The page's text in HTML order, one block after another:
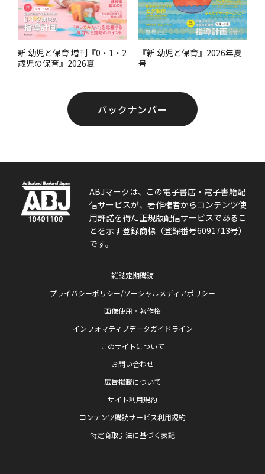
新 幼児と保育 増刊『0・1・2
歳児の保育』2026夏
『新 幼児と保育』2026年夏
号
バックナンバー
ABJマークは、この電子書店・電子書籍配
信サービスが、著作権者からコンテンツ使
用許諾を得た正規版配信サービスであるこ
とを示す登録商標（登録番号6091713号）
です。
雑誌定期購読
プライバシーポリシー/ソーシャルメディアポリシー
画像使用・著作権
インフォマティブデータガイドライン
このサイトについて
お問い合わせ
広告掲載について
サイト利用規約
コンテンツ購読サービス利用規約
特定商取引法に基づく表記